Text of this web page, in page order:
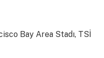
Bay Area Stadı, TSİ